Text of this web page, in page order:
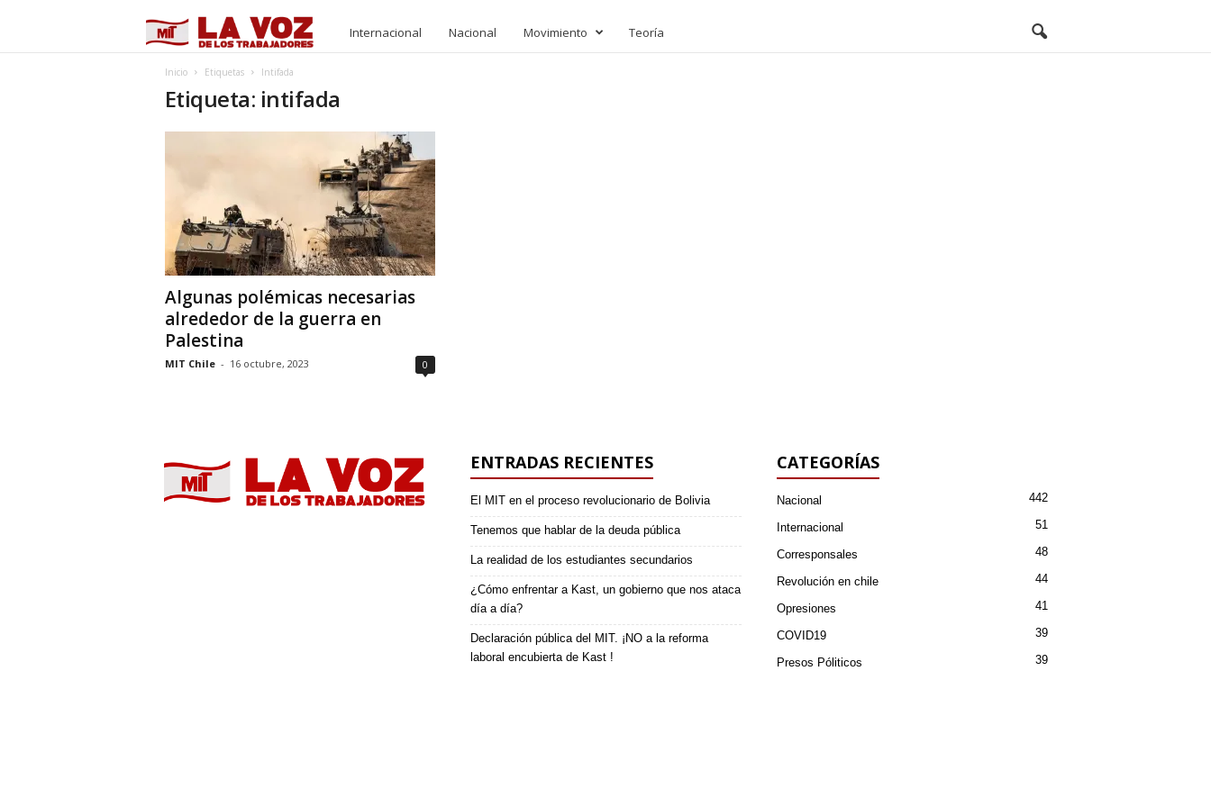
T
Internacional Nacional Movimiento Teoría
Inicio Etiquetas Intifada
Etiqueta: intifada
Algunas polémicas necesarias
alrededor de la guerra en
Palestina
MIT Chile - 16 octubre, 2023 0
ENTRADAS RECIENTES
El MIT en el proceso revolucionario de Bolivia
Tenemos que hablar de la deuda pública
La realidad de los estudiantes secundarios
¿Cómo enfrentar a Kast, un gobierno que nos ataca
día a día?
Declaración pública del MIT. ¡NO a la reforma
laboral encubierta de Kast !
CATEGORÍAS
Nacional 442
Internacional 51
Corresponsales 48
Revolución en chile 44
Opresiones 41
COVID19 39
Presos Póliticos 39